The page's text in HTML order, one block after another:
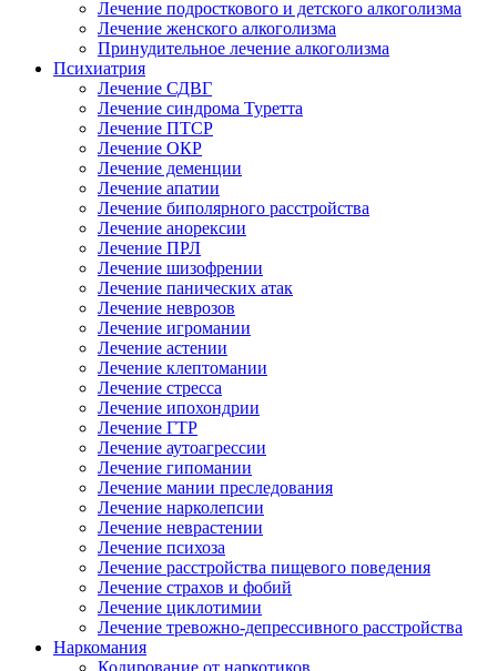
Лечение подросткового и детского алкоголизма
Лечение женского алкоголизма
Принудительное лечение алкоголизма
Психиатрия
Лечение СДВГ
Лечение синдрома Туретта
Лечение ПТСР
Лечение ОКР
Лечение деменции
Лечение апатии
Лечение биполярного расстройства
Лечение анорексии
Лечение ПРЛ
Лечение шизофрении
Лечение панических атак
Лечение неврозов
Лечение игромании
Лечение астении
Лечение клептомании
Лечение стресса
Лечение ипохондрии
Лечение ГТР
Лечение аутоагрессии
Лечение гипомании
Лечение мании преследования
Лечение нарколепсии
Лечение неврастении
Лечение психоза
Лечение расстройства пищевого поведения
Лечение страхов и фобий
Лечение циклотимии
Лечение тревожно-депрессивного расстройства
Наркомания
Кодирование от наркотиков